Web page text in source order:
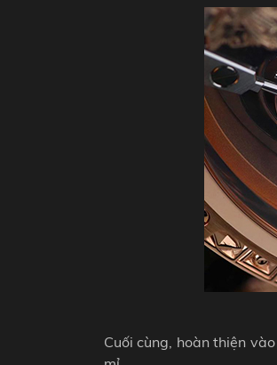
Cuối cùng, hoàn thiện